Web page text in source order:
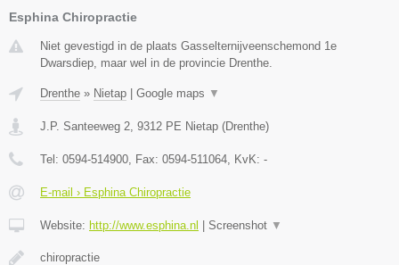
Esphina Chiropractie
Niet gevestigd in de plaats Gasselternijveenschemond 1e
Dwarsdiep, maar wel in de provincie Drenthe.
Drenthe » Nietap | Google maps ▼
J.P. Santeeweg 2 9312 PE Nietap (Drenthe)
Tel: 0594-514900 , Fax: 0594-511064 , KvK: -
E-mail › Esphina Chiropractie
Website: http://www.esphina.nl | Screenshot ▼
chiropractie